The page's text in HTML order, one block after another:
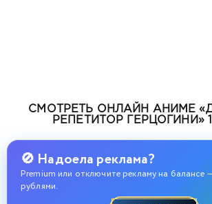
СМОТРЕТЬ ОНЛАЙН АНИМЕ
РЕПЕТИТОР ГЕРЦОГИНИ»
🚫 Надоела реклама?
Premium или отключите рекламу на балансе
рублями.